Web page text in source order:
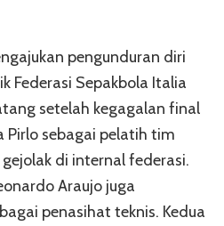
pengunduran diri
Federasi Sepakbola Italia
setelah kegagalan final
Pirlo sebagai pelatih tim
di internal federasi.
Araujo juga
penasihat teknis. Kedua